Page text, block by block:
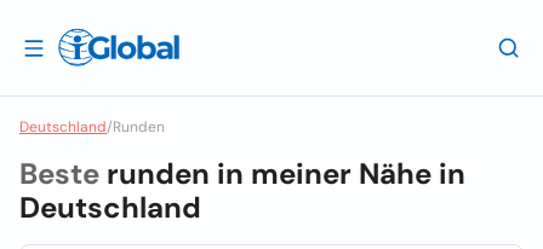
Deutschland/Runden
Beste runden in meiner Nähe in
Deutschland